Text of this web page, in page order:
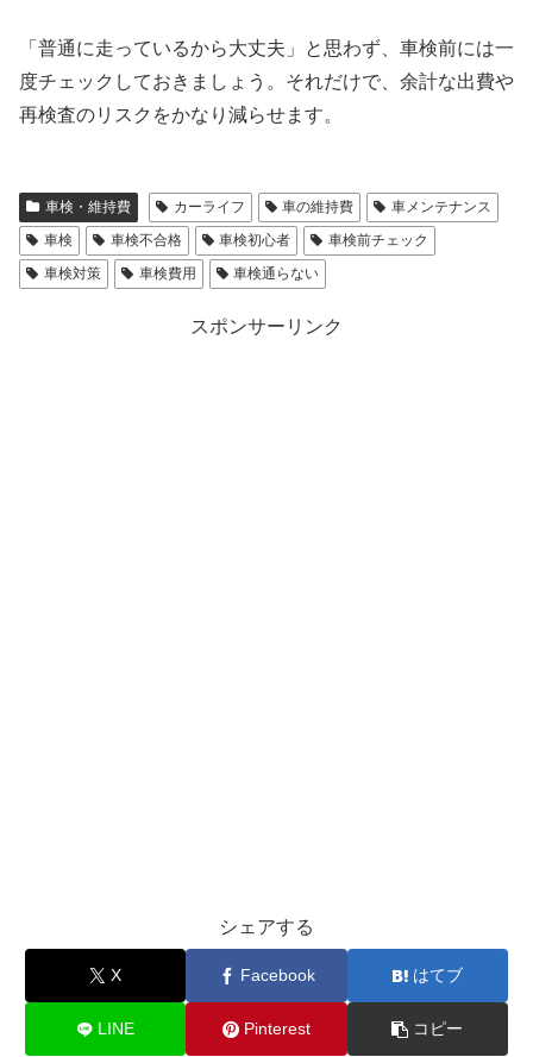
「普通に走っているから大丈夫」と思わず、車検前には一
度チェックしておきましょう。それだけで、余計な出費や
再検査のリスクをかなり減らせます。
車検・維持費 カーライフ 車の維持費
車メンテナンス
車検
車検不合格 車検初心者
車検前チェック
車検対策
車検費用 車検通らない
スポンサーリンク
シェアする
X Facebook はてブ
LINE Pinterest コピー